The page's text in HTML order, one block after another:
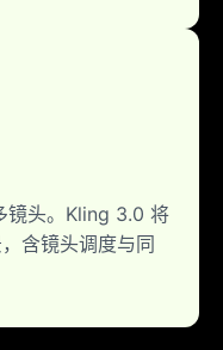
镜头。Kling 3.0 将
含镜头调度与同